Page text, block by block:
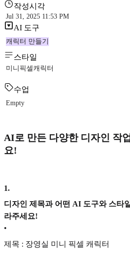
작성시각
Jul 31, 2025 11:53 PM
AI 도구
캐릭터 만들기
스타일
미니픽셀캐릭터
수업
Empty
AI로 만든 다양한 디자인 작
요!
1.
디자인 제목과 어떤 AI 도구와 스타
라주세요!
•
제목 : 장영실 미니 픽셀 캐릭터